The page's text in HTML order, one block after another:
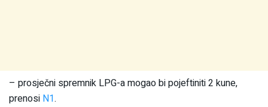
– prosječni spremnik LPG-a mogao bi pojeftiniti 2 kune,
prenosi N1.